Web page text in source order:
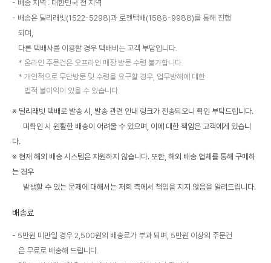
배송 지역 : 대한민국 전 지역
배송은 딜리래빗(1522-5298)과 로젠택배(1588-9988)를 통해 진행
되며,
다른 택배사를 이용할 경우 택배비는 고객 부담입니다.
온라인 주문건은 오프라인 매장 방문 수령 불가합니다.
개인적으로 무단방문 및 수령을 요구할 경우, 업무방해에 대한
법적 불이익이 있을 수 있습니다.
※ 딜리래빗 택배로 발송 시, 발송 관련 안내 링크가 전송되오니 확인 부탁드립니다.
미확인 시 원활한 배송이 어려울 수 있으며, 이에 대한 책임은 고객에게 있습니
다.
※ 현재 해외 배송 시스템은 지원하지 않습니다. 또한, 해외 배송 업체를 통해 구매하
는 경우
발생할 수 있는 문제에 대해서는 저희 측에서 책임을 지지 않음을 알려드립니다.
배송료
5만원 미만일 경우 2,500원의 배송료가 부과 되며, 5만원 이상의 주문건
은 무료로 배송해 드립니다.